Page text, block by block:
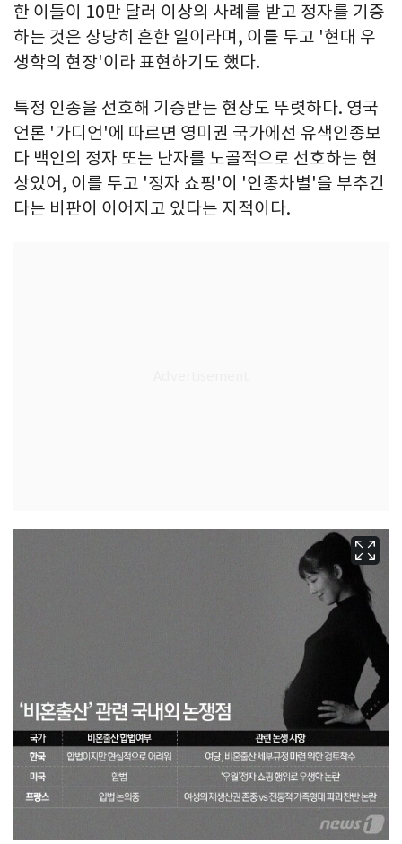
한 이들이 10만 달러 이상의 사례를 받고 정자를 기증
하는 것은 상당히 흔한 일이라며, 이를 두고 '현대 우
생학의 현장'이라 표현하기도 했다.
특정 인종을 선호해 기증받는 현상도 뚜렷하다. 영국
언론 '가디언'에 따르면 영미권 국가에선 유색인종보
다 백인의 정자 또는 난자를 노골적으로 선호하는 현
상있어, 이를 두고 '정자 쇼핑'이 '인종차별'을 부추긴
다는 비판이 이어지고 있다는 지적이다.